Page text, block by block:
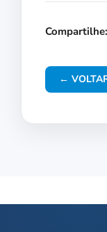
Compartilhe:
←